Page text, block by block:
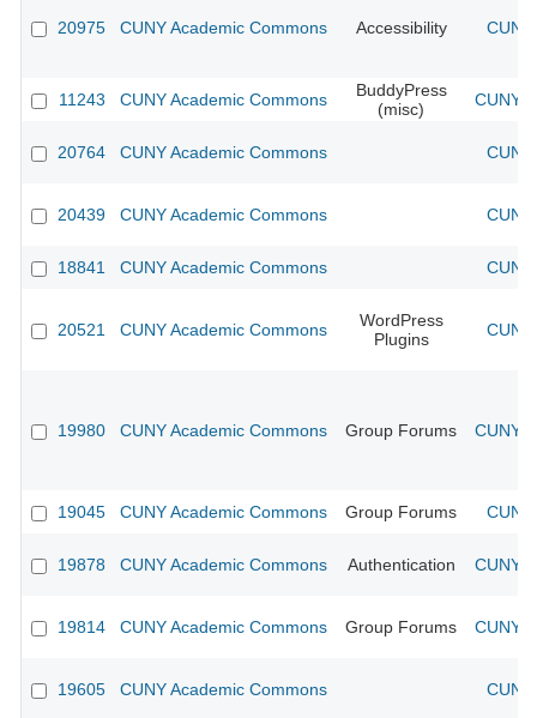
20975 CUNY Academic Commons Accessibility
11243 CUNY Academic Commons
BuddyPress
(misc)
CUNY
20764 CUNY Academic Commons
20439 CUNY Academic Commons
18841 CUNY Academic Commons
20521 CUNY Academic Commons
WordPress
Plugins
19980 CUNY Academic Commons Group Forums CUNY
19045 CUNY Academic Commons Group Forums
19878 CUNY Academic Commons Authentication CUNY
19814 CUNY Academic Commons Group Forums CUNY
19605 CUNY Academic Commons